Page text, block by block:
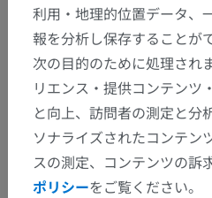
解剖学的階層
人体解剖学2
人体 > 統合系 神経系 >
末梢神経系の自律神経系>
自律神経系の頭蓋仙骨部
利用・地理的位置データ、
報を分析し保存することが
次の目的のために処理され
リエンス・提供コンテンツ
と向上、訪問者の測定と分
ソナライズされたコンテン
スの測定、コンテンツの訴
ポリシーをご覧ください。